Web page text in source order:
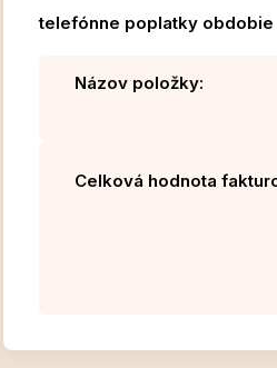
telefónne poplatky obdobie
Názov položky:
Celková hodnota